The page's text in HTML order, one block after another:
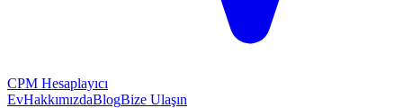
CPM Hesaplayıcı
EvHakkımızdaBlogBize Ulaşın